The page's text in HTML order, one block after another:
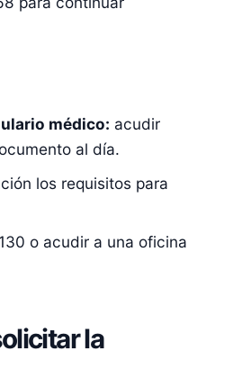
médico: acudir
al día.
los requisitos para
o acudir a una oficina
la